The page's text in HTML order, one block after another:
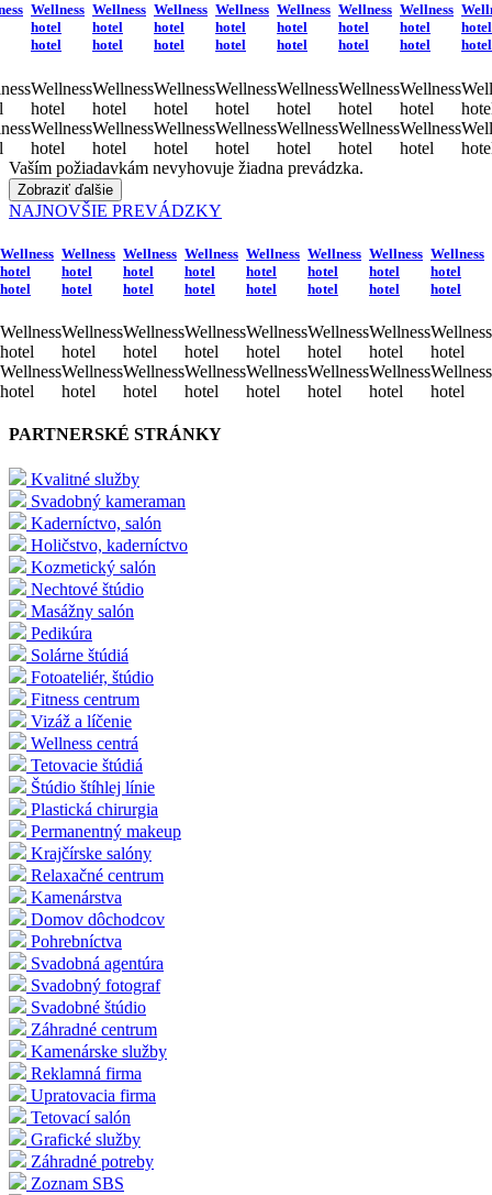
Wellness
hotel
hotel
Wellness
hotel
Wellness
hotel
Wellness
hotel
hotel
Wellness
hotel
Wellness
hotel
Wellness
hotel
hotel
Wellness
hotel
Wellness
hotel
Wellness
hotel
hotel
Wellness
hotel
Wellness
hotel
Wellness
hotel
hotel
Wellness
hotel
Wellness
hotel
Wellness
hotel
hotel
Wellness
hotel
Wellness
hotel
Wellness
hotel
hotel
Wellness
hotel
Wellness
hotel
hotel
hotel
Vaším požiadavkám nevyhovuje žiadna prevádzka.
Zobraziť ďalšie
NAJNOVŠIE PREVÁDZKY
Wellness
hotel
hotel
Wellness
hotel
Wellness
hotel
Wellness
hotel
hotel
Wellness
hotel
Wellness
hotel
Wellness
hotel
hotel
Wellness
hotel
Wellness
hotel
Wellness
hotel
hotel
Wellness
hotel
Wellness
hotel
Wellness
hotel
hotel
Wellness
hotel
Wellness
hotel
Wellness
hotel
hotel
Wellness
hotel
Wellness
hotel
Wellness
hotel
hotel
Wellness
hotel
Wellness
hotel
Wellness
hotel
hotel
Wellness
hotel
Wellness
hotel
PARTNERSKÉ STRÁNKY
Kvalitné služby
Svadobný kameraman
Kaderníctvo, salón
Holičstvo, kaderníctvo
Kozmetický salón
Nechtové štúdio
Masážny salón
Pedikúra
Solárne štúdiá
Fotoateliér, štúdio
Fitness centrum
Vizáž a líčenie
Wellness centrá
Tetovacie štúdiá
Štúdio štíhlej línie
Plastická chirurgia
Permanentný makeup
Krajčírske salóny
Relaxačné centrum
Kamenárstva
Domov dôchodcov
Pohrebníctva
Svadobná agentúra
Svadobný fotograf
Svadobné štúdio
Záhradné centrum
Kamenárske služby
Reklamná firma
Upratovacia firma
Tetovací salón
Grafické služby
Záhradné potreby
Zoznam SBS